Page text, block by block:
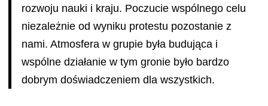
rozwoju nauki i kraju. Poczucie wspólnego celu
niezależnie od wyniku protestu pozostanie z
nami. Atmosfera w grupie była budująca i
wspólne działanie w tym gronie było bardzo
dobrym doświadczeniem dla wszystkich.